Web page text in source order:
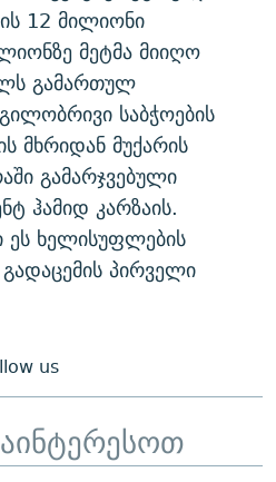
12 მილიონი
მეტმა მიიღო
გამართულ
საბჭოების
მხრიდან მუქარის
გამარჯვებული
ჰამიდ კარზაის.
ეს ხელისუფლების
პირველი
us